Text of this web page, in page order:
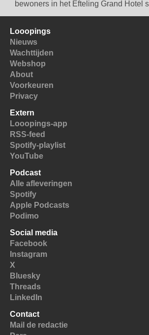
bewoners in het Efteling Grand Hotel
Looopings
Nieuws
Wachttijden
Webshop
About
Voorkeuren
Privacy
Extern
Looopings-app
RSS-feed
Spotify-playlist
YouTube
Podcast
Alle afleveringen
Spotify
Apple Podcasts
Podimo
Social media
Facebook
Instagram
X
Bluesky
Threads
LinkedIn
Contact
Mail de redactie